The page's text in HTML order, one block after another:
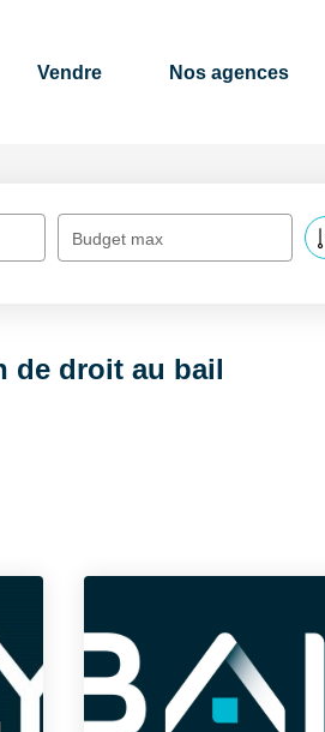
Vendre Nos agences
Budget max
de droit au bail